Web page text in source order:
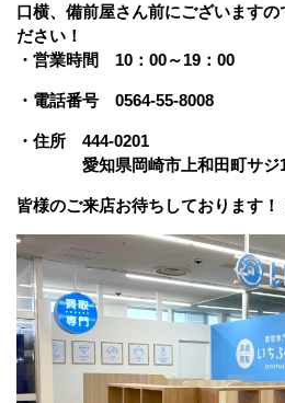
口横、備前屋さん前にございますの
ださい！
・営業時間 10：00～19：00
・電話番号 0564-55-8008
・住所 444-0201
愛知県岡崎市上和田町サジ
皆様のご来店お待ちしております！